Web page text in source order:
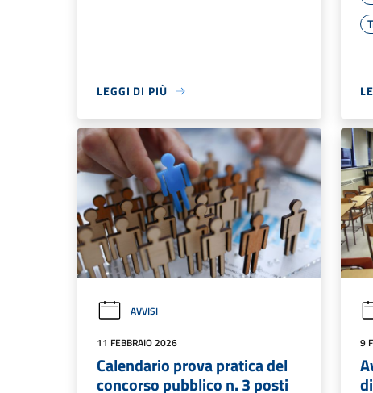
LEGGI DI PIÙ
AVVISI
11 FEBBRAIO 2026
Calendario prova pratica del
concorso pubblico n. 3 posti
9